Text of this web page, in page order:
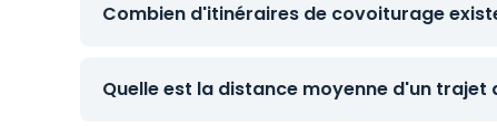
Combien d'itinéraires de covoiturage
Quelle est la distance moyenne d'un trajet